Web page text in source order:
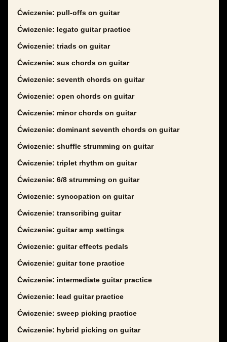
Ćwiczenie: pull-offs on guitar
Ćwiczenie: legato guitar practice
Ćwiczenie: triads on guitar
Ćwiczenie: sus chords on guitar
Ćwiczenie: seventh chords on guitar
Ćwiczenie: open chords on guitar
Ćwiczenie: minor chords on guitar
Ćwiczenie: dominant seventh chords on guitar
Ćwiczenie: shuffle strumming on guitar
Ćwiczenie: triplet rhythm on guitar
Ćwiczenie: 6/8 strumming on guitar
Ćwiczenie: syncopation on guitar
Ćwiczenie: transcribing guitar
Ćwiczenie: guitar amp settings
Ćwiczenie: guitar effects pedals
Ćwiczenie: guitar tone practice
Ćwiczenie: intermediate guitar practice
Ćwiczenie: lead guitar practice
Ćwiczenie: sweep picking practice
Ćwiczenie: hybrid picking on guitar